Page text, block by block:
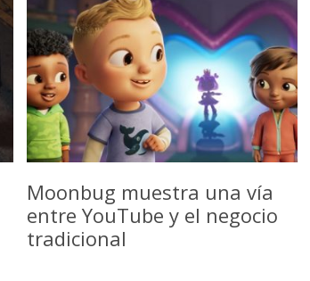
Moonbug muestra una vía
entre YouTube y el negocio
tradicional